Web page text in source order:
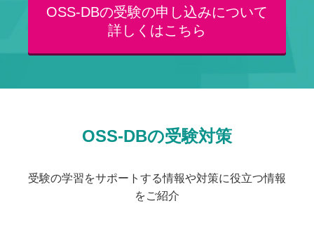
OSS-DBの受験の申し込みについて
詳しくはこちら
OSS-DBの受験対策
受験の学習をサポートする情報や対策に役立つ情報
をご紹介